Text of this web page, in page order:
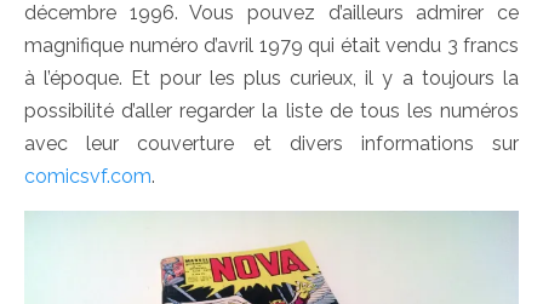
décembre 1996. Vous pouvez d’ailleurs admirer ce
magnifique numéro d’avril 1979 qui était vendu 3 francs
à l’époque. Et pour les plus curieux, il y a toujours la
possibilité d’aller regarder la liste de tous les numéros
avec leur couverture et divers informations sur
comicsvf.com.